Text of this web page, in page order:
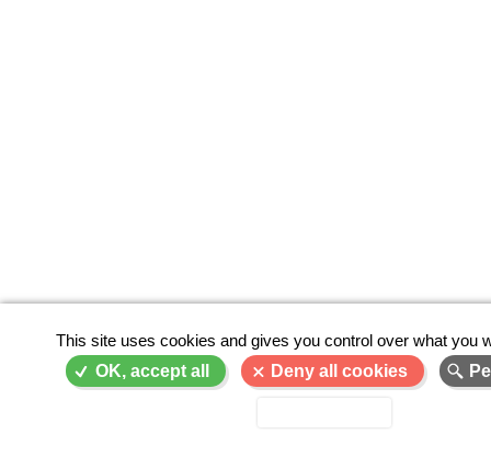
This site uses cookies and gives you control over what you
OK, accept all
Deny all cookies